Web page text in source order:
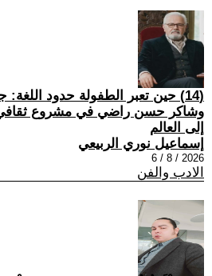
(14) حين تعبر الطفولة حدود
وشاكر حسن راضي في مشروع ثقافي
إلى العالم
إسماعيل نوري الربيعي
2026 / 8 / 6
الادب والفن